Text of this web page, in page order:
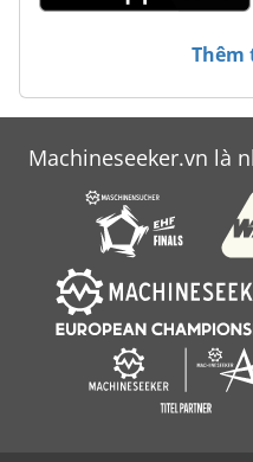
Thêm
Machineseeker.vn là